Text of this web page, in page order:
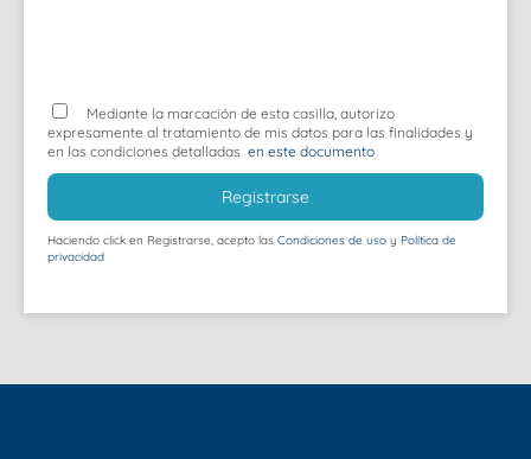
Mediante la marcación de esta casilla, autorizo
expresamente al tratamiento de mis datos para las finalidades y
en las condiciones detalladas en este documento
Registrarse
Haciendo click en Registrarse, acepto las Condiciones de uso y Política de
privacidad